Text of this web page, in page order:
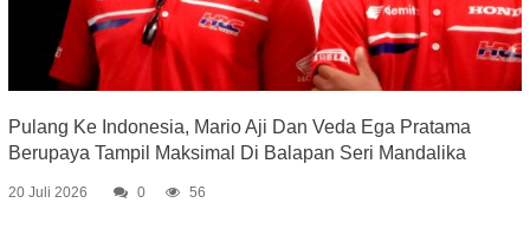
Pulang Ke Indonesia, Mario Aji Dan Veda Ega Pratama
Berupaya Tampil Maksimal Di Balapan Seri Mandalika
20 Juli 2026 0 56